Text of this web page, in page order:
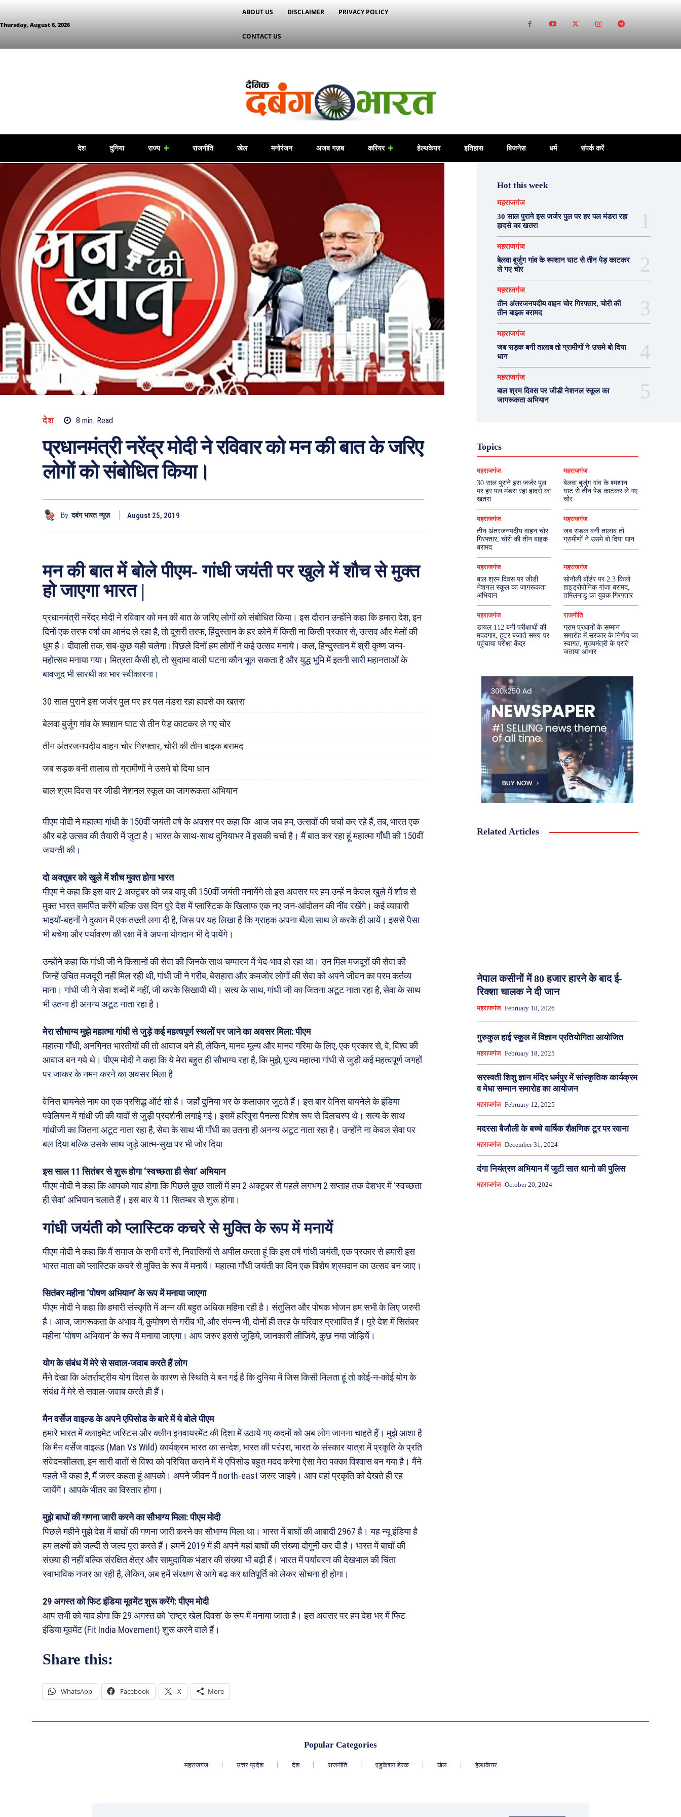
Thursday, August 6, 2026
ABOUT US DISCLAIMER PRIVACY POLICY
CONTACT US
देश दुनिया राज्य राजनीति खेल मनोरंजन अजब गज़ब करियर हेल्थकेयर इतिहास बिजनेस धर्म संपर्क करें
देश 8 min. Read
प्रधानमंत्री नरेंद्र मोदी ने रविवार को मन की बात के जरिए
लोगों को संबोधित किया।
By दबंग भारत न्यूज़ August 25, 2019
मन की बात में बोले पीएम- गांधी जयंती पर खुले में शौच से मुक्त
हो जाएगा भारत |
प्रधानमंत्री नरेंद्र मोदी ने रविवार को मन की बात के जरिए लोगों को संबोधित किया। इस दौरान उन्होंने कहा कि हमारा देश, इन
दिनों एक तरफ वर्षा का आनंद ले रहा है, तो दूसरी तरफ, हिंदुस्तान के हर कोने में किसी ना किसी प्रकार से, उत्सव और मेलों की
धूम है। दीवाली तक, सब-कुछ यही चलेगा।पिछले दिनों हम लोगों ने कई उत्सव मनाये। कल, हिन्दुस्तान में श्री कृष्ण जन्म-
महोत्सव मनाया गया। मित्रता कैसी हो, तो सुदामा वाली घटना कौन भूल सकता है और युद्ध भूमि में इतनी सारी महानताओं के
बावजूद भी सारथी का भार स्वीकारना।
30 साल पुराने इस जर्जर पुल पर हर पल मंडरा रहा हादसे का खतरा
बेलवा बुर्जुग गांव के श्मशान घाट से तीन पेड़ काटकर ले गए चोर
तीन अंतरजनपदीय वाहन चोर गिरफ्तार, चोरी की तीन बाइक बरामद
जब सड़क बनी तालाब तो ग्रामीणों ने उसमे बो दिया धान
बाल श्रम दिवस पर जीडी नेशनल स्कूल का जागरूकता अभियान
पीएम मोदी ने महात्मा गांधी के 150वीं जयंती वर्ष के अवसर पर कहा कि आज जब हम, उत्सवों की चर्चा कर रहे हैं, तब, भारत एक
और बड़े उत्सव की तैयारी में जुटा है। भारत के साथ-साथ दुनियाभर में इसकी चर्चा है। मैं बात कर रहा हूं महात्मा गाँधी की 150वीं
जयन्ती की।
दो अक्तूबर को खुले में शौच मुक्त होगा भारत
पीएम ने कहा कि इस बार 2 अक्टूबर को जब बापू की 150वीं जयंती मनायेंगे तो इस अवसर पर हम उन्हें न केवल खुले में शौच से
मुक्त भारत समर्पित करेंगे बल्कि उस दिन पूरे देश में प्लास्टिक के खिलाफ एक नए जन-आंदोलन की नींव रखेंगे। कई व्यापारी
भाइयों-बहनों ने दुकान में एक तख्ती लगा दी है, जिस पर यह लिखा है कि ग्राहक अपना थैला साथ ले करके ही आयें। इससे पैसा
भी बचेगा और पर्यावरण की रक्षा में वे अपना योगदान भी दे पायेंगे।
उन्होंने कहा कि गांधी जी ने किसानों की सेवा की जिनके साथ चम्पारण में भेद-भाव हो रहा था। उन मिल मजदूरों की सेवा की
जिन्हें उचित मजदूरी नहीं मिल रही थी, गांधी जी ने गरीब, बेसहारा और कमजोर लोगों की सेवा को अपने जीवन का परम कर्तव्य
माना। गांधी जी ने सेवा शब्दों में नहीं, जी करके सिखायी थी। सत्य के साथ, गांधी जी का जितना अटूट नाता रहा है, सेवा के साथ
भी उतना ही अनन्य अटूट नाता रहा है।
मेरा सौभाग्य मुझे महात्मा गांधी से जुड़े कई महत्वपूर्ण स्थलों पर जाने का अवसर मिला: पीएम
महात्मा गाँधी, अनगिनत भारतीयों की तो आवाज बने ही, लेकिन, मानव मूल्य और मानव गरिमा के लिए, एक प्रकार से, वे, विश्व की
आवाज बन गये थे। पीएम मोदी ने कहा कि ये मेरा बहुत ही सौभाग्य रहा है, कि मुझे, पूज्य महात्मा गांधी से जुड़ी कई महत्वपूर्ण जगहों
पर जाकर के नमन करने का अवसर मिला है
वेनिस बायनेले नाम का एक प्रसिद्ध ऑर्ट शो है। जहाँ दुनिया भर के कलाकार जुटते हैं। इस बार वेनिस बायनेले के इंडिया
पवेलियन में गांधी जी की यादों से जुड़ी प्रदर्शनी लगाई गई। इसमें हरिपुरा पैनल्स विशेष रूप से दिलचस्प थे। सत्य के साथ
गांधीजी का जितना अटूट नाता रहा है, सेवा के साथ भी गाँधी का उतना ही अनन्य अटूट नाता रहा है। उन्होंने ना केवल सेवा पर
बल दिया बल्कि उसके साथ जुड़े आत्म-सुख पर भी जोर दिया
इस साल 11 सितंबर से शुरू होगा ‘स्वच्छता ही सेवा’ अभियान
पीएम मोदी ने कहा कि आपको याद होगा कि पिछले कुछ सालों में हम 2 अक्टूबर से पहले लगभग 2 सप्ताह तक देशभर में ‘स्वच्छता
ही सेवा’ अभियान चलाते हैं। इस बार ये 11 सितम्बर से शुरू होगा।
गांधी जयंती को प्लास्टिक कचरे से मुक्ति के रूप में मनायें
पीएम मोदी ने कहा कि मैं समाज के सभी वर्गों से, निवासियों से अपील करता हूं कि इस वर्ष गांधी जयंती, एक प्रकार से हमारी इस
भारत माता को प्लास्टिक कचरे से मुक्ति के रूप में मनायें। महात्मा गाँधी जयंती का दिन एक विशेष श्रमदान का उत्सव बन जाए।
सितंबर महीना ‘पोषण अभियान’ के रूप में मनाया जाएगा
पीएम मोदी ने कहा कि हमारी संस्कृति में अन्न की बहुत अधिक महिमा रही है। संतुलित और पोषक भोजन हम सभी के लिए जरुरी
है। आज, जागरूकता के अभाव में, कुपोषण से गरीब भी, और संपन्न भी, दोनों ही तरह के परिवार प्रभावित हैं। पूरे देश में सितंबर
महीना ‘पोषण अभियान’ के रूप में मनाया जाएगा। आप जरुर इससे जुड़िये, जानकारी लीजिये, कुछ नया जोड़ियें।
योग के संबंध में मेरे से सवाल-जवाब करते हैं लोग
मैंने देखा कि अंतर्राष्ट्रीय योग दिवस के कारण से स्थिति ये बन गई है कि दुनिया में जिस किसी मिलता हूं तो कोई-न-कोई योग के
संबंध में मेरे से सवाल-जवाब करते ही हैं।
मैन वर्सेज वाइल्ड के अपने एपिसोड के बारे में ये बोले पीएम
हमारे भारत में क्लाइमेट जस्टिस और क्लीन इनवायरमेंट की दिशा में उठाये गए कदमों को अब लोग जानना चाहते हैं। मुझे आशा है
कि मैन वर्सेज वाइल्ड (Man Vs Wild) कार्यक्रम भारत का सन्देश, भारत की परंपरा, भारत के संस्कार यात्रा में प्रकृति के प्रति
संवेदनशीलता, इन सारी बातों से विश्व को परिचित कराने में ये एपिसोड बहुत मदद करेगा ऐसा मेरा पक्का विश्वास बन गया है। मैंने
पहले भी कहा है, मैं जरुर कहता हूं आपको। अपने जीवन में north-east जरुर जाइये। आप वहां प्रकृति को देखते ही रह
जायेंगें। आपके भीतर का विस्तार होगा।
मुझे बाघों की गणना जारी करने का सौभाग्य मिला: पीएम मोदी
पिछले महीने मुझे देश में बाघों की गणना जारी करने का सौभाग्य मिला था। भारत में बाघों की आबादी 2967 है। यह न्यू इंडिया है
हम लक्ष्यों को जल्दी से जल्द पूरा करते हैं। हमनें 2019 में ही अपने यहां बाघों की संख्या दोगुनी कर दी है। भारत में बाघों की
संख्या ही नहीं बल्कि संरक्षित क्षेत्र और सामुदायिक भंडार की संख्या भी बढ़ी हैं। भारत में पर्यावरण की देखभाल की चिंता
स्वाभाविक नजर आ रही है, लेकिन, अब हमें संरक्षण से आगे बढ़ कर क्षतिपूर्ति को लेकर सोचना ही होगा।
29 अगस्त को फिट इंडिया मूवमेंट शुरू करेंगे: पीएम मोदी
आप सभी को याद होगा कि 29 अगस्त को ‘राष्ट्र खेल दिवस’ के रूप में मनाया जाता है। इस अवसर पर हम देश भर में फिट
इंडिया मूवमेंट (Fit India Movement) शुरू करने वाले हैं।
Share this:
WhatsApp Facebook X More
Hot this week
महराजगंज
30 साल पुराने इस जर्जर पुल पर हर पल मंडरा रहा
हादसे का खतरा
महराजगंज
बेलवा बुर्जुग गांव के श्मशान घाट से तीन पेड़ काटकर
ले गए चोर
महराजगंज
तीन अंतरजनपदीय वाहन चोर गिरफ्तार, चोरी की
तीन बाइक बरामद
महराजगंज
जब सड़क बनी तालाब तो ग्रामीणों ने उसमे बो दिया
धान
महराजगंज
बाल श्रम दिवस पर जीडी नेशनल स्कूल का
जागरूकता अभियान
Topics
महराजगंज
30 साल पुराने इस जर्जर पुल
पर हर पल मंडरा रहा हादसे का
खतरा
महराजगंज
बेलवा बुर्जुग गांव के श्मशान
घाट से तीन पेड़ काटकर ले गए
चोर
महराजगंज
तीन अंतरजनपदीय वाहन चोर
गिरफ्तार, चोरी की तीन बाइक
बरामद
महराजगंज
जब सड़क बनी तालाब तो
ग्रामीणों ने उसमे बो दिया धान
महराजगंज
बाल श्रम दिवस पर जीडी
नेशनल स्कूल का जागरूकता
अभियान
महराजगंज
सोनौली बॉर्डर पर 2.3 किलो
हाइड्रोपोनिक गांजा बरामद,
तमिलनाडु का युवक गिरफ्तार
महराजगंज
डायल 112 बनी परीक्षार्थी की
मददगार, हूटर बजाते समय पर
पहुंचाया परीक्षा केंद्र
राजनीति
ग्राम प्रधानों के सम्मान
समारोह में सरकार के निर्णय का
स्वागत, मुख्यमंत्री के प्रति
जताया आभार
Related Articles
नेपाल कसीनों में 80 हजार हारने के बाद ई-
रिक्शा चालक ने दी जान
महराजगंज February 18, 2026
गुरुकुल हाई स्कूल में विज्ञान प्रतियोगिता आयोजित
महराजगंज February 18, 2025
सरस्वती शिशु ज्ञान मंदिर धर्मपुर में सांस्कृतिक कार्यक्रम
व मेधा सम्मान समारोह का आयोजन
महराजगंज February 12, 2025
मदरसा बैजौली के बच्चे वार्षिक शैक्षणिक टूर पर रवाना
महराजगंज December 31, 2024
दंगा नियंत्रण अभियान में जुटी सात थानो की पुलिस
महराजगंज October 20, 2024
Popular Categories
महराजगंज उत्तर प्रदेश देश राजनीति एडुकेशन डेस्क खेल हेल्थकेयर